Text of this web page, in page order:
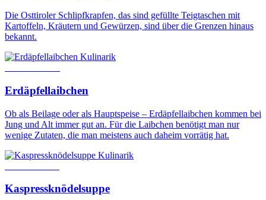
Die Osttiroler Schlipfkrapfen, das sind gefüllte Teigtaschen mit
Kartoffeln, Kräutern und Gewürzen, sind über die Grenzen hinaus
bekannt.
Kulinarik
Erdäpfellaibchen
Ob als Beilage oder als Hauptspeise – Erdäpfellaibchen kommen bei
Jung und Alt immer gut an. Für die Laibchen benötigt man nur
wenige Zutaten, die man meistens auch daheim vorrätig hat.
Kulinarik
Kaspressknödelsuppe